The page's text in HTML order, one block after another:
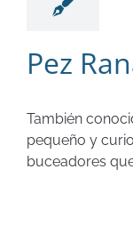
Pez
También
pequeño y
buceadores